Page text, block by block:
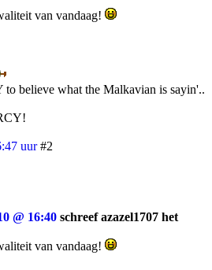
van vandaag!
believe what the Malkavian is sayin'..
uur #2
@ 16:40 schreef azazel1707 het
van vandaag!